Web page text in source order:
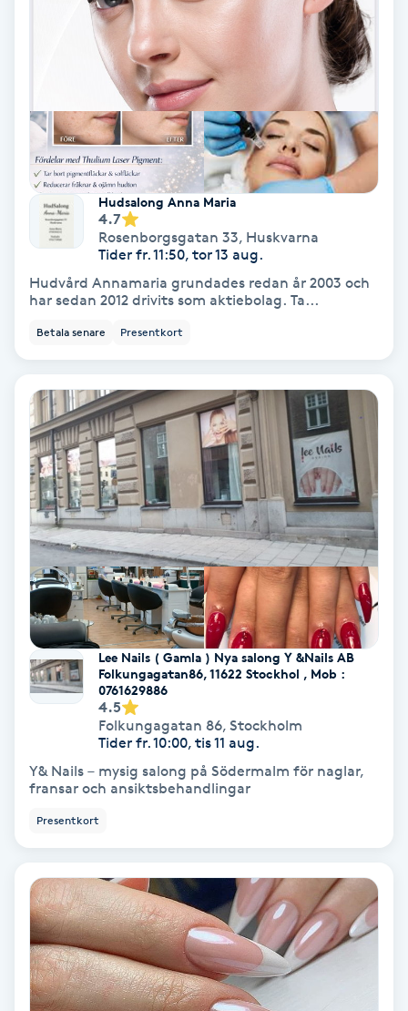
Regndroppsmassage
Reikihealing
Reiki massage
Restorative Yoga
Samtalsterapi
Senioryoga
Shiatsu
Singelfransar
Sjukgymnastik
Skalpmassage
Sklerosering
Skoinlägg
Skägg
Skäggfärgning
Skäggklippning
Hudsalong Anna Maria
4.7
Rosenborgsgatan 33, Huskvarna
Tider fr. 11:50, tor 13 aug.
Hudvård Annamaria grundades redan år 2003 och
har sedan 2012 drivits som aktiebolag. Ta...
Betala senare Presentkort
Lee Nails ( Gamla ) Nya salong Y &Nails AB
Folkungagatan86, 11622 Stockhol , Mob :
0761629886
4.5
Folkungagatan 86, Stockholm
Tider fr. 10:00, tis 11 aug.
Y& Nails – mysig salong på Södermalm för naglar,
fransar och ansiktsbehandlingar
Presentkort